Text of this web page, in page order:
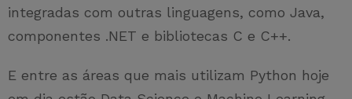
integradas com outras linguagens, como Java,
componentes .NET e bibliotecas C e C++.
E entre as áreas que mais utilizam Python hoje